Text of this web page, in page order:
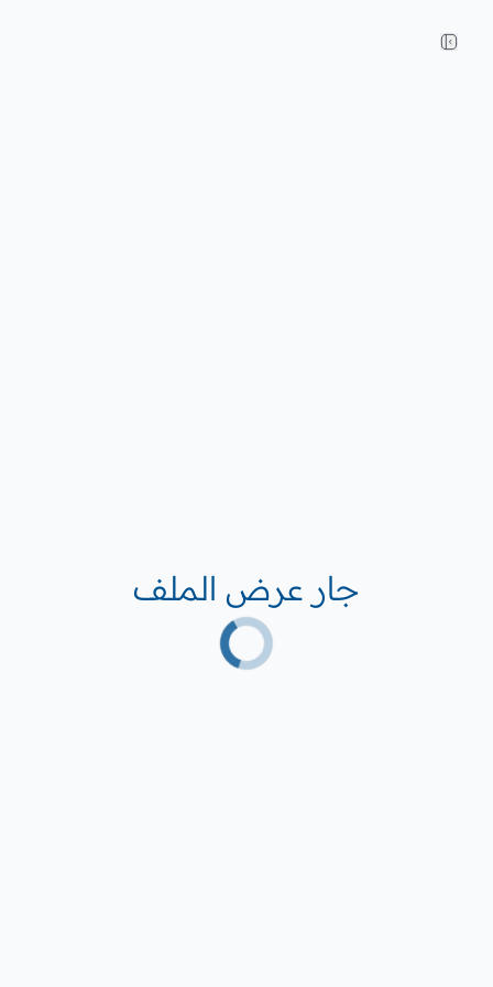
جار عرض الملف